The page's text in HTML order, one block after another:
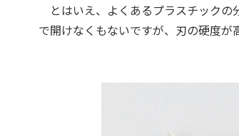
とはいえ、よくあるプラスチックの
で開けなくもないですが、刃の硬度が